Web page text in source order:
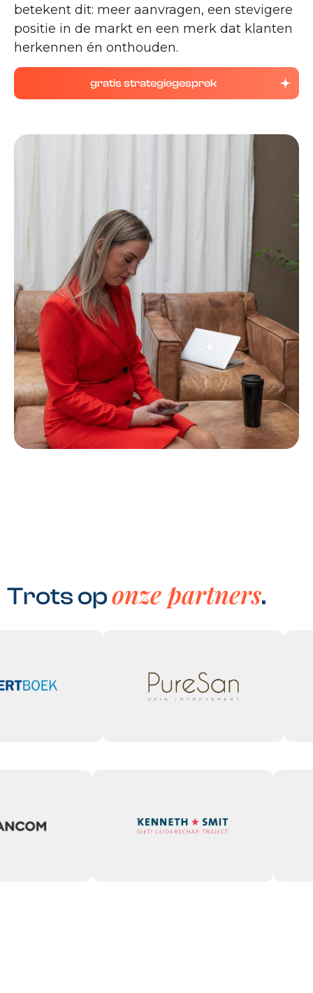
betekent dit: meer aanvragen, een stevigere
positie in de markt en een merk dat klanten
herkennen én onthouden.
gratis strategiegesprek
Trots oponze partners.